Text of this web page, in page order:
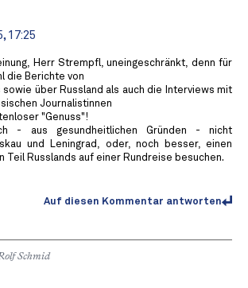
17:25
Herr Strempfl, uneingeschränkt, denn für
die Berichte von
sowie über Russland als auch die Interviews mit
Journalistinnen
"Genuss"!
- aus gesundheitlichen Gründen - nicht
und Leningrad, oder, noch besser, einen
Teil Russlands auf einer Rundreise besuchen.
Auf diesen Kommentar antworten
Schmid